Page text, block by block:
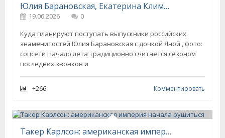
Юлия Барановская, Екатерина Климова, Катя Лель и другие: звезды, чьи дети окончат школу в 2026 году
19.06.2026
0
Куда планируют поступать выпускники российских
знаменитостей Юлия Барановская с дочкой Яной , фото:
соцсети Начало лета традиционно считается сезоном
последних звонков и
+266 Комментировать
Такер Карлсон: американская империя начала рушиться